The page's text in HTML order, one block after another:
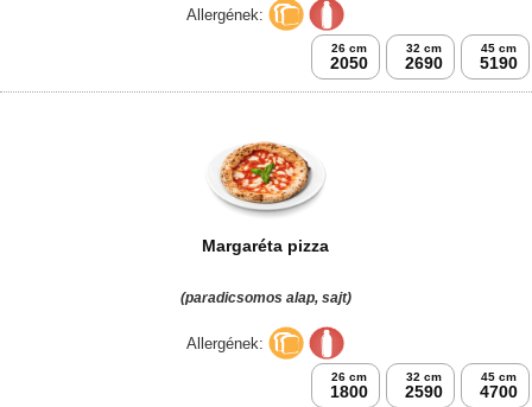
Allergének:
26 cm
2050
32 cm
2690
45 cm
5190
Margaréta pizza
(paradicsomos alap, sajt)
Allergének:
26 cm
1800
32 cm
2590
45 cm
4700